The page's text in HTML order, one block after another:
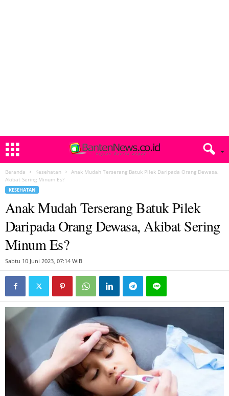
Beranda Kesehatan
Anak Mudah Terserang Batuk Pilek Daripada Orang Dewasa,
Akibat Sering Minum Es?
KESEHATAN
Anak Mudah Terserang Batuk Pilek
Daripada Orang Dewasa, Akibat Sering
Minum Es?
Sabtu 10 Juni 2023, 07:14 WIB